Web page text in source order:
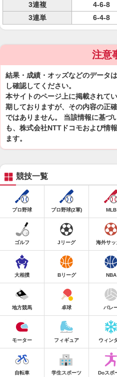
3連複
4-6-8
3連単
6-4-8
注意
結果・成績・オッズなどのデータ
し確認してください。
本サイトのページ上に掲載されて
期しておりますが、その内容の正
ではありません。 当該情報に基づ
も、株式会社NTTドコモおよび情
ます。
競技一覧
プロ野球 プロ野球(2軍) MLB
ゴルフ Jリーグ 海外サッ
大相撲 Bリーグ NBA
地方競馬 卓球 バレ
モーター フィギュア ウィン
自転車 学生スポーツ Doスポ